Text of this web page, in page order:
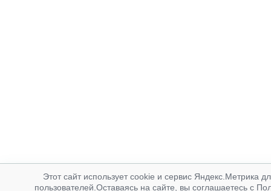
Этот сайт использует cookie и сервис Яндекс.Метрика
пользователей.Оставаясь на сайте, вы соглашаетесь с